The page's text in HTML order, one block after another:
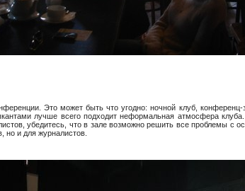
Это может быть что угодно: ночной клуб,
лучше всего подходит неформальная атмосфера
убедитесь, что в зале возможно решить все проблемы с
и для журналистов.